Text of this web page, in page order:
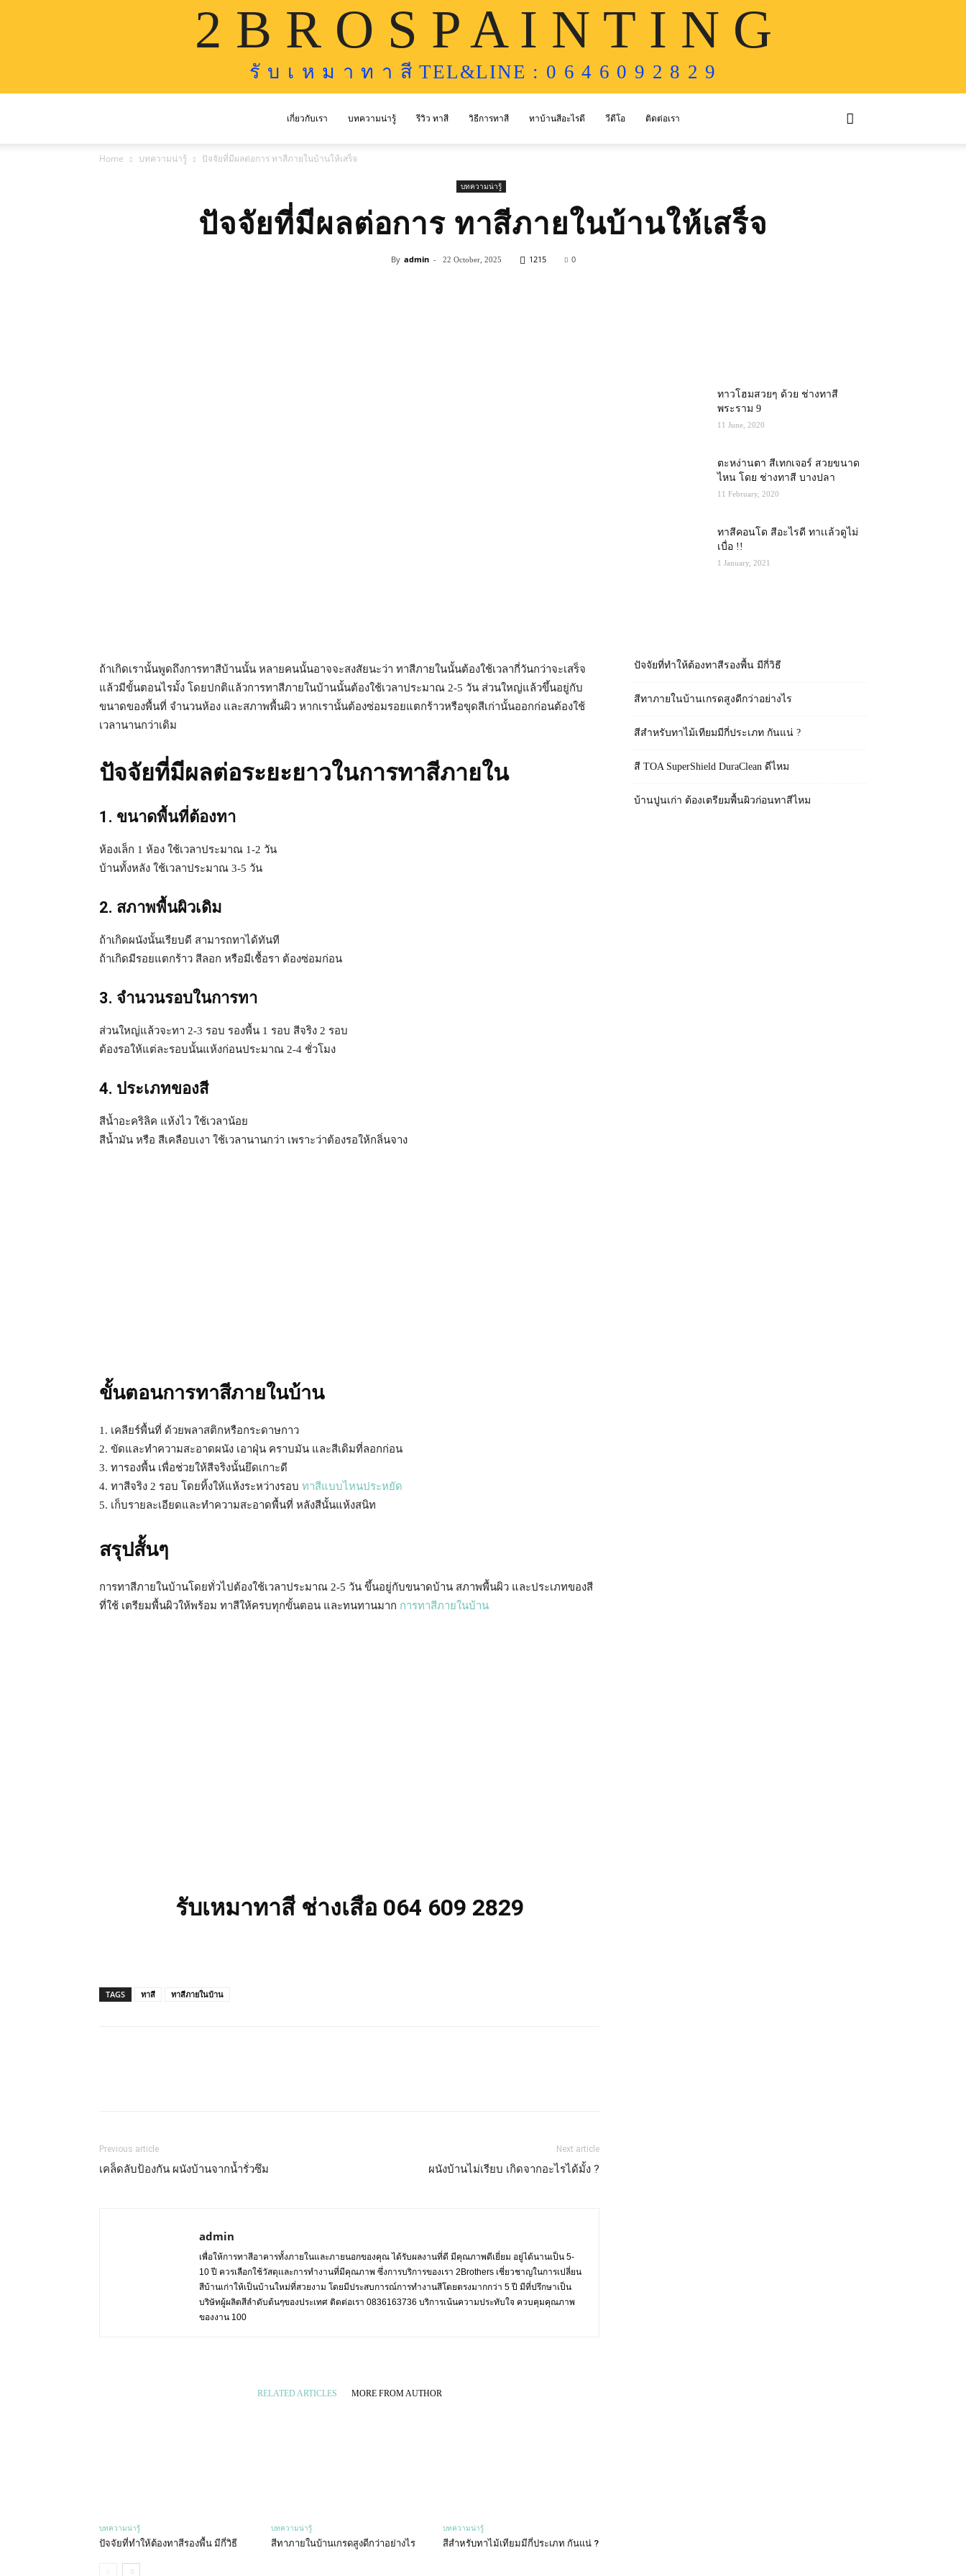
2 B R O S P A I N T I N G
รั บ เ ห ม า ท า สี TEL&LINE : 0 6 4 6 0 9 2 8 2 9
เกี่ยวกับเรา บทความน่ารู้ รีวิว ทาสี วิธีการทาสี ทาบ้านสีอะไรดี วีดีโอ ติดต่อเรา
Home บทความน่ารู้ ปัจจัยที่มีผลต่อการ ทาสีภายในบ้านให้เสร็จ
บทความน่ารู้
ปัจจัยที่มีผลต่อการ ทาสีภายในบ้านให้เสร็จ
By admin - 22 October, 2025 1215 0
ถ้าเกิดเรานั้นพูดถึงการทาสีบ้านนั้น หลายคนนั้นอาจจะสงสัยนะว่า ทาสีภายในนั้นต้องใช้เวลากี่วันกว่าจะเสร็จ
แล้วมีขั้นตอนไรมั้ง โดยปกติแล้วการทาสีภายในบ้านนั้นต้องใช้เวลาประมาณ 2-5 วัน ส่วนใหญ่แล้วขึ้นอยู่กับ
ขนาดของพื้นที่ จำนวนห้อง และสภาพพื้นผิว หากเรานั้นต้องซ่อมรอยแตกร้าวหรือขุดสีเก่านั้นออกก่อนต้องใช้
เวลานานกว่าเดิม
ปัจจัยที่มีผลต่อระยะยาวในการทาสีภายใน
1. ขนาดพื้นที่ต้องทา
ห้องเล็ก 1 ห้อง ใช้เวลาประมาณ 1-2 วัน
บ้านทั้งหลัง ใช้เวลาประมาณ 3-5 วัน
2. สภาพพื้นผิวเดิม
ถ้าเกิดผนังนั้นเรียบดี สามารถทาได้ทันที
ถ้าเกิดมีรอยแตกร้าว สีลอก หรือมีเชื้อรา ต้องซ่อมก่อน
3. จำนวนรอบในการทา
ส่วนใหญ่แล้วจะทา 2-3 รอบ รองพื้น 1 รอบ สีจริง 2 รอบ
ต้องรอให้แต่ละรอบนั้นแห้งก่อนประมาณ 2-4 ชั่วโมง
4. ประเภทของสี
สีน้ำอะคริลิค แห้งไว ใช้เวลาน้อย
สีน้ำมัน หรือ สีเคลือบเงา ใช้เวลานานกว่า เพราะว่าต้องรอให้กลิ่นจาง
ขั้นตอนการทาสีภายในบ้าน
1. เคลียร์พื้นที่ ด้วยพลาสติกหรือกระดาษกาว
2. ขัดและทำความสะอาดผนัง เอาฝุ่น คราบมัน และสีเดิมที่ลอกก่อน
3. ทารองพื้น เพื่อช่วยให้สีจริงนั้นยึดเกาะดี
4. ทาสีจริง 2 รอบ โดยทิ้งให้แห้งระหว่างรอบ ทาสีแบบไหนประหยัด
5. เก็บรายละเอียดและทำความสะอาดพื้นที่ หลังสีนั้นแห้งสนิท
สรุปสั้นๆ
การทาสีภายในบ้านโดยทั่วไปต้องใช้เวลาประมาณ 2-5 วัน ขึ้นอยู่กับขนาดบ้าน สภาพพื้นผิว และประเภทของสี
ที่ใช้ เตรียมพื้นผิวให้พร้อม ทาสีให้ครบทุกขั้นตอน และทนทานมาก การทาสีภายในบ้าน
รับเหมาทาสี ช่างเสือ 064 609 2829
TAGS ทาสี ทาสีภายในบ้าน
Previous article
เคล็ดลับป้องกัน ผนังบ้านจากน้ำรั่วซึม
Next article
ผนังบ้านไม่เรียบ เกิดจากอะไรได้มั้ง ?
admin
เพื่อให้การทาสีอาคารทั้งภายในและภายนอกของคุณ ได้รับผลงานที่ดี มีคุณภาพดีเยี่ยม อยู่ได้นานเป็น 5-
10 ปี ควรเลือกใช้วัสดุเเละการทำงานที่มีคุณภาพ ซึ่งการบริการของเรา 2Brothers เชี่ยวชาญในการเปลี่ยน
สีบ้านเก่าให้เป็นบ้านใหม่ที่สวยงาม โดยมีประสบการณ์การทำงานสีโดยตรงมากกว่า 5 ปี มีที่ปรึกษาเป็น
บริษัทผู้ผลิตสีลำดับต้นๆของประเทศ ติดต่อเรา 0836163736 บริการเน้นความประทับใจ ควบคุมคุณภาพ
ของงาน 100
RELATED ARTICLES MORE FROM AUTHOR
บทความน่ารู้
ปัจจัยที่ทำให้ต้องทาสีรองพื้น มีกี่วิธี
บทความน่ารู้
สีทาภายในบ้านเกรดสูงดีกว่าอย่างไร
บทความน่ารู้
สีสำหรับทาไม้เทียมมีกี่ประเภท กันแน่ ?
ทาวโฮมสวยๆ ด้วย ช่างทาสี
พระราม 9
11 June, 2020
ตะหง่านตา สีเทกเจอร์ สวยขนาด
ไหน โดย ช่างทาสี บางปลา
11 February, 2020
ทาสีคอนโด สีอะไรดี ทาเเล้วดูไม่
เบื่อ !!
1 January, 2021
ปัจจัยที่ทำให้ต้องทาสีรองพื้น มีกี่วิธี
สีทาภายในบ้านเกรดสูงดีกว่าอย่างไร
สีสำหรับทาไม้เทียมมีกี่ประเภท กันแน่ ?
สี TOA SuperShield DuraClean ดีไหม
บ้านปูนเก่า ต้องเตรียมพื้นผิวก่อนทาสีไหม